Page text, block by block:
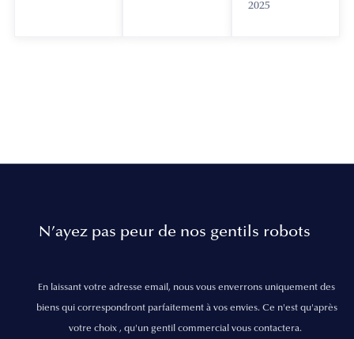
2025
N’ayez pas peur de nos gentils robots
En laissant votre adresse email, nous vous enverrons uniquement des
biens qui correspondront parfaitement à vos envies. Ce n'est qu'après
votre choix , qu'un gentil commercial vous contactera.